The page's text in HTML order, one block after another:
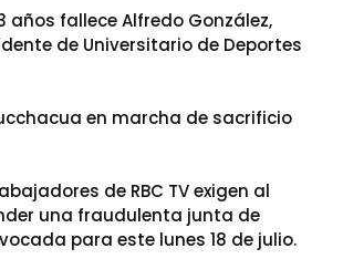
años fallece Alfredo González,
de Universitario de Deportes
en marcha de sacrificio
de RBC TV exigen al
una fraudulenta junta de
para este lunes 18 de julio.